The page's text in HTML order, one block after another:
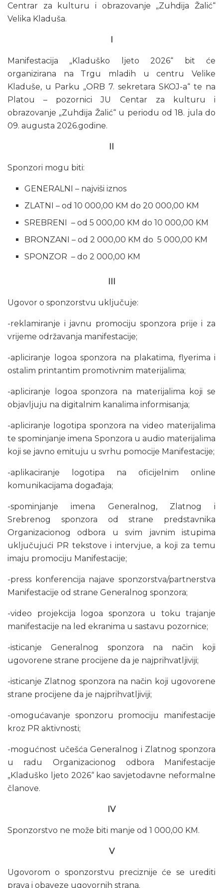
Centrar za kulturu i obrazovanje „Zuhdija Žalić“
Velika Kladuša.
I
Manifestacija „Kladuško ljeto 2026“ bit će
organizirana na Trgu mladih u centru Velike
Kladuše, u Parku „ORB 7. sekretara SKOJ-a“ te na
Platou – pozornici JU Centar za kulturu i
obrazovanje „Zuhdija Žalić“ u periodu od 18. jula do
09. augusta 2026.godine.
II
Sponzori mogu biti:
GENERALNI – najviši iznos
ZLATNI – od 10 000,00 KM do 20 000,00 KM
SREBRENI – od 5 000,00 KM do 10 000,00 KM
BRONZANI – od 2 000,00 KM do 5 000,00 KM
SPONZOR – do 2 000,00 KM
III
Ugovor o sponzorstvu uključuje:
-reklamiranje i javnu promociju sponzora prije i za
vrijeme održavanja manifestacije;
-apliciranje logoa sponzora na plakatima, flyerima i
ostalim printantim promotivnim materijalima;
-apliciranje logoa sponzora na materijalima koji se
objavljuju na digitalnim kanalima informisanja;
-apliciranje logotipa sponzora na video materijalima
te spominjanje imena Sponzora u audio materijalima
koji se javno emituju u svrhu pomocije Manifestacije;
-aplikaciranje logotipa na oficijelnim online
komunikacijama događaja;
-spominjanje imena Generalnog, Zlatnog i
Srebrenog sponzora od strane predstavnika
Organizacionog odbora u svim javnim istupima
uključujući PR tekstove i intervjue, a koji za temu
imaju promociju Manifestacije;
-press konferencija najave sponzorstva/partnerstva
Manifestacije od strane Generalnog sponzora;
-video projekcija logoa sponzora u toku trajanje
manifestacije na led ekranima u sastavu pozornice;
-isticanje Generalnog sponzora na način koji
ugovorene strane procijene da je najprihvatljiviji;
-isticanje Zlatnog sponzora na način koji ugovorene
strane procijene da je najprihvatljiviji;
-omogućavanje sponzoru promociju manifestacije
kroz PR aktivnosti;
-mogućnost učešća Generalnog i Zlatnog sponzora
u radu Organizacionog odbora Manifestacije
„Kladuško ljeto 2026“ kao savjetodavne neformalne
članove.
IV
Sponzorstvo ne može biti manje od 1 000,00 KM.
V
Ugovorom o sponzorstvu preciznije će se urediti
prava i obaveze ugovornih strana.